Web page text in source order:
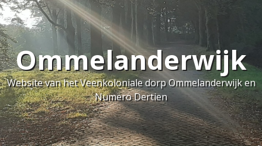
Ga
naar
de
inhoudOmmelanderwijk
Website van het Veenkoloniale dorp Ommelanderwijk en
Numero Dertien